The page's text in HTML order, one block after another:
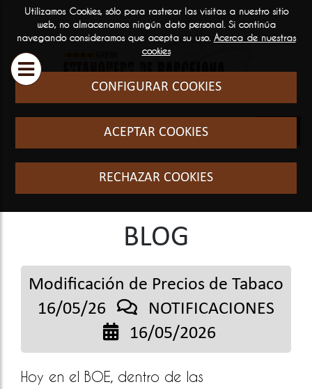
Utilizamos Cookies, sólo para rastrear las visitas a nuestro sitio
web, no almacenamos ningún dato personal. Si continúa
navegando consideramos que acepta su uso. Acerca de nuestras
cookies
CONFIGURAR COOKIES
ACEPTAR COOKIES
RECHAZAR COOKIES
ESTANQUEROS
y filosofia
somos
SERVICIOS
El sector
BLOG
Modificación de Precios de Tabaco
16/05/26
NOTIFICACIONES
16/05/2026
Hoy en el BOE, dentro de las